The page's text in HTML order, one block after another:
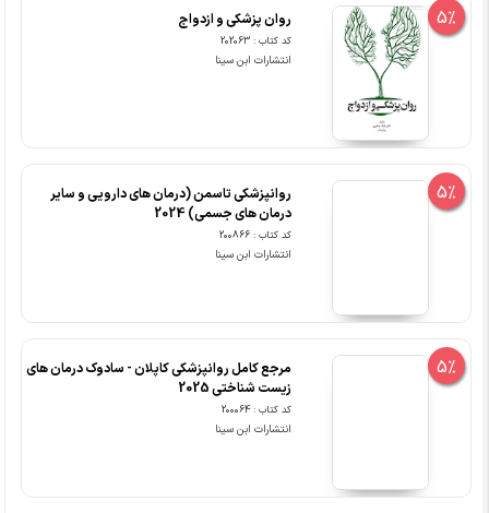
5% روان پزشکی و ازدواج
کد کتاب : 202063
انتشارات ابن سینا
5%
روانپزشکی تاسمن (درمان های دارویی و سایر
درمان های جسمی) 2024
کد کتاب : 200866
انتشارات ابن سینا
5%
مرجع کامل روانپزشکی کاپلان - سادوک درمان های
زیست شناختی 2025
کد کتاب : 200064
انتشارات ابن سینا